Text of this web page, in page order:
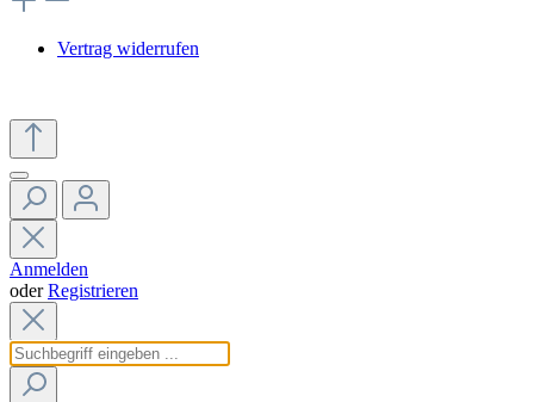
Vertrag widerrufen
Anmelden
oderRegistrieren